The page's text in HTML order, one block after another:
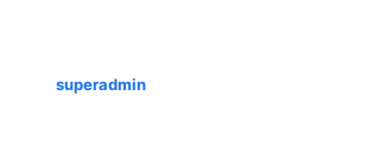
superadmin